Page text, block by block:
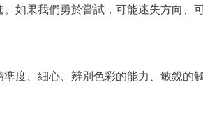
如果我們勇於嘗試，可能迷失方向、
度、細心、辨別色彩的能力、敏銳的